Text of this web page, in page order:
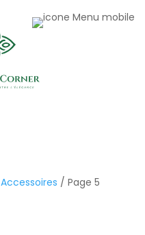
Accessoires / Page 5